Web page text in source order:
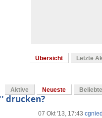
Übersicht Letzte
Aktive Neueste Beliebte
drucken?
07 Okt '13, 17:43